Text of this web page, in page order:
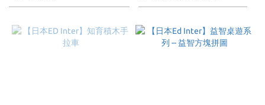
Range